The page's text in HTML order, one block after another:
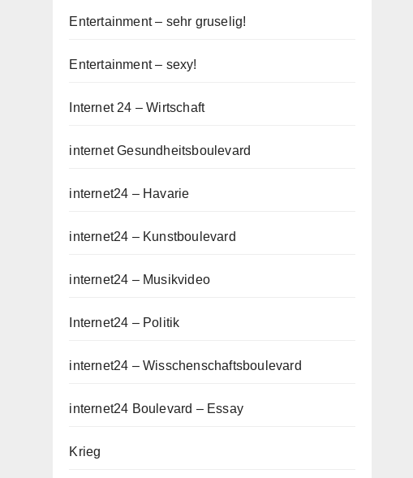
Entertainment – sehr gruselig!
Entertainment – sexy!
Internet 24 – Wirtschaft
internet Gesundheitsboulevard
internet24 – Havarie
internet24 – Kunstboulevard
internet24 – Musikvideo
Internet24 – Politik
internet24 – Wisschenschaftsboulevard
internet24 Boulevard – Essay
Krieg